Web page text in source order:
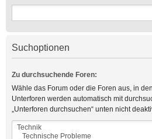
Suchoptionen
Zu durchsuchende Foren:
Wähle das Forum oder die Foren aus, in
Unterforen werden automatisch mit
„Unterforen durchsuchen“ unten nicht